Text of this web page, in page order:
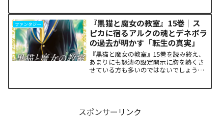
あまりにも重く、今後の世界の行方が気
になっている方も多いはずで...
ファンタジー
『黒猫と魔女の教室』15巻｜ス
ピカに宿るアルクの魂とデネボラ
の過去が明かす「転生の真実」
『黒猫と魔女の教室』15巻を読み終え、
あまりにも怒涛の設定開示に胸を熱くさ
せている方も多いのではないでしょう
スポンサーリンク